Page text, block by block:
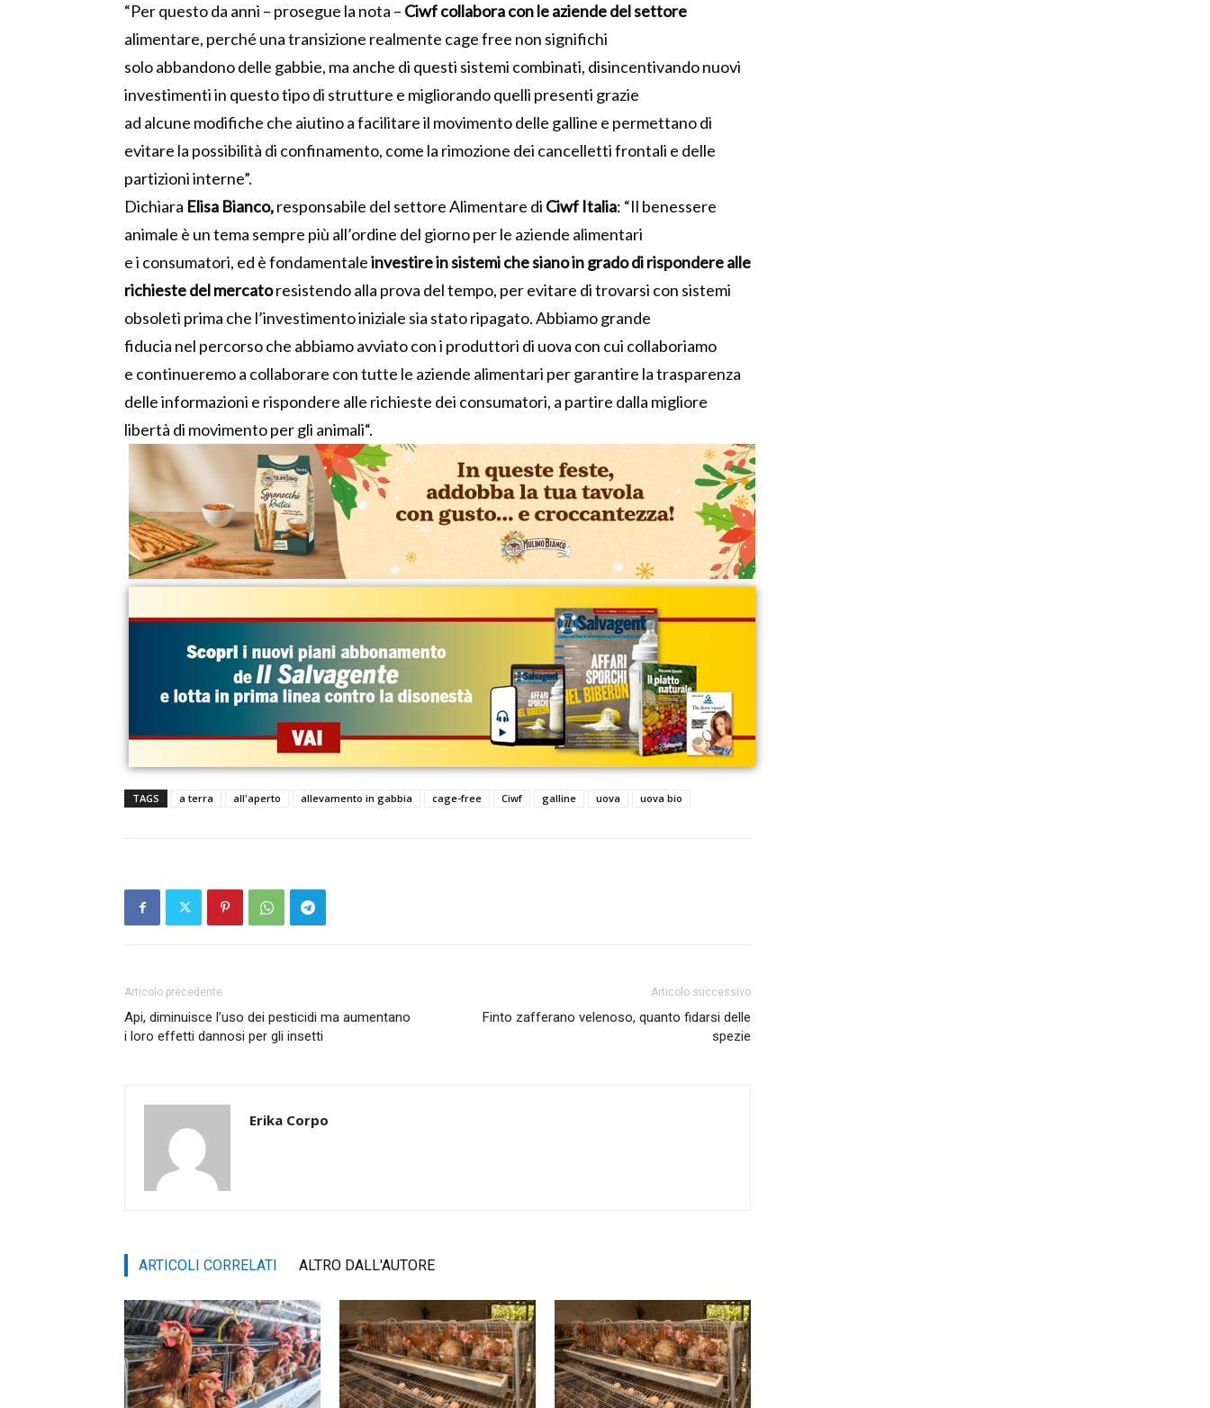
“Per questo da anni – prosegue la nota – Ciwf collabora con le aziende del settore
alimentare, perché una transizione realmente cagefree non significhi
soloabbandonodelle gabbie, ma anche di questi sistemi combinati, disincentivando nuovi
investimenti in questo tipo di strutture e migliorando quelli presenti grazie
ad alcune modifiche che aiutino afacilitareil movimento delle galline e permettano di
evitare la possibilità di confinamento, come la rimozione dei cancelletti frontali e delle
partizioni interne”.
Dichiara Elisa Bianco,responsabile del settore Alimentare di Ciwf Italia: “Il benessere
animale è un tema sempre più all’ordine del giornoper le aziende alimentari
ei consumatori, ed è fondamentaleinvestire in sistemi che siano in gradodi rispondere alle
richieste del mercatoresistendoalla prova del tempo, per evitare di trovarsi con sistemi
obsoleti prima che l’investimento iniziale sia stato ripagato.Abbiamo grande
fiducia nel percorsoche abbiamoavviatocon i produttori di uova con cui collaboriamo
e continueremoa collaborare contutte le aziende alimentari per garantire la trasparenza
delle informazioni e rispondere alle richieste dei consumatori, a partire dalla migliore
libertà di movimento per gli animali“.
TAGS a terra all'aperto allevamento in gabbia cage-free Ciwf galline uova uova bio
Articolo precedente
Api, diminuisce l’uso dei pesticidi ma aumentano
i loro effetti dannosi per gli insetti
Articolo successivo
Finto zafferano velenoso, quanto fidarsi delle
spezie
Erika Corpo
ARTICOLI CORRELATI ALTRO DALL'AUTORE